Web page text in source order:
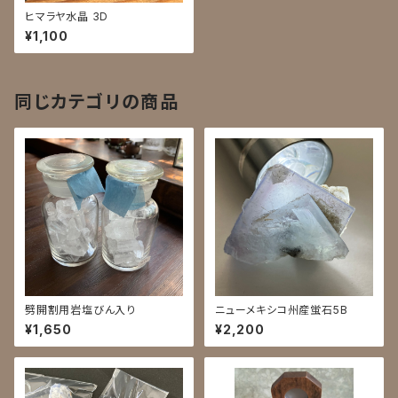
ヒマラヤ水晶 3D
¥1,100
同じカテゴリの商品
劈開割用岩塩びん入り
¥1,650
ニューメキシコ州産蛍石5B
¥2,200